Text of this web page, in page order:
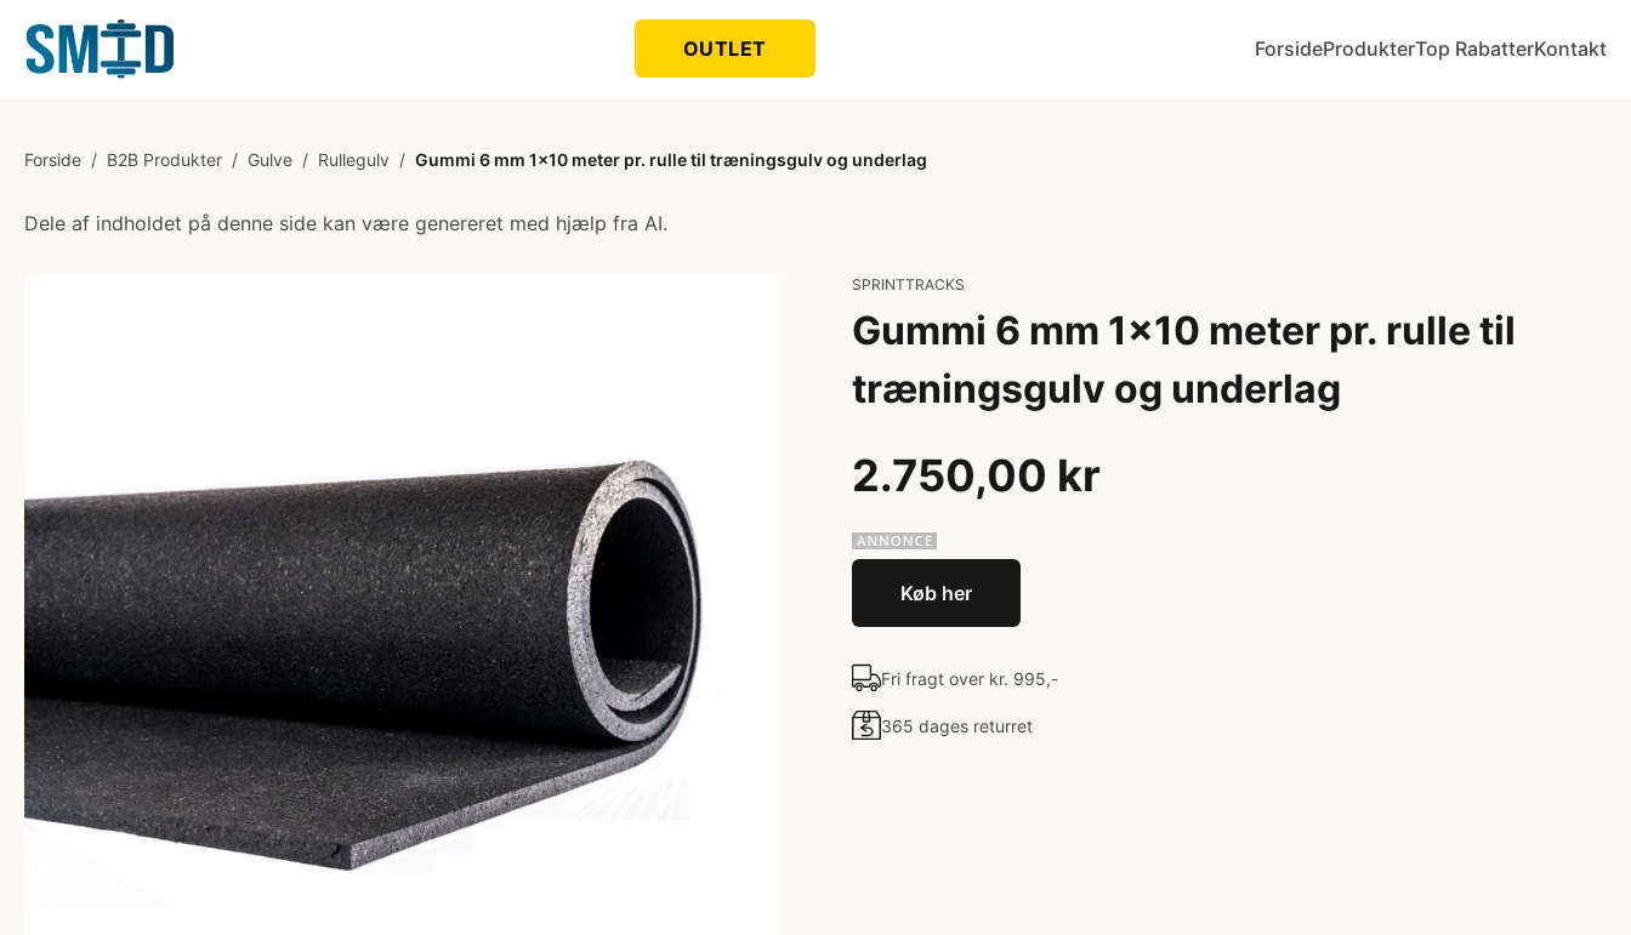
OUTLET ForsideProdukterTop RabatterKontakt
Forside / B2B Produkter / Gulve / Rullegulv / Gummi 6 mm 1x10 meter pr. rulle til træningsgulv og underlag
Dele af indholdet på denne side kan være genereret med hjælp fra AI.
SPRINTTRACKS
Gummi 6 mm 1x10 meter pr. rulle til
træningsgulv og underlag
2.750,00 kr
Køb her
Fri fragt over kr. 995,-
365 dages returret